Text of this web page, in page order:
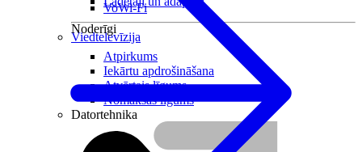
VoWi-Fi
Viedtelevīzija
Noderīgi
Atpirkums
Iekārtu apdrošināšana
Atvērtais līgums
Nomaksas līgums
Datortehnika